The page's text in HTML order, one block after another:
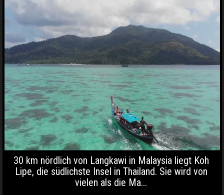
30 km nördlich von Langkawi in Malaysia liegt Koh
Lipe, die südlichste Insel in Thailand. Sie wird von
vielen als die Ma...